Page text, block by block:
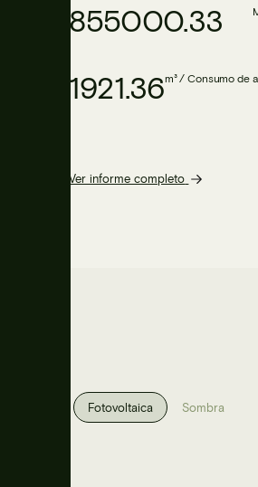
855000.33
1921.36m³ / Consumo de
Ver informe completo
Fotovoltaica Sombra